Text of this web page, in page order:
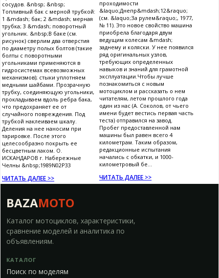
сосудов. &nbsp; &nbsp;
Топливный бак с мерной трубкой:
1 &mdash; бак; 2 &mdash; мерная
трубка; 3 &mdash; поворотный
угольник. &nbsp;В баке (см.
рисунок) сверлим два отверстия
по диаметру полых болтов (такие
болты с поворотными
угольниками применяются в
гидросистемах всевозможных
механизмов); стыки уплотняем
медными шайбами. Прозрачную
трубку, соединяющую угольники,
прокладываем вдоль ребра бака,
что предохраняет ее от
случайного повреждения. Под
трубкой наклеиваем шкалу.
Деления на нее наносим при
тарировке. После этого
целесообразно покрыть ее
бесцветным лаком. О.
ИСКАНДАРОВ г. Набережные
Челны &nbsp;1989N02P33
ЧИТАТЬ ДАЛЕЕ >>
проходимости
&laquo;Днепр&mdash;12&raquo;
(см. &laquo;За рулем&raquo;, 1977,
№ 11). Это новое свойство машина
приобрела благодаря двум
ведущим колесам &mdash;
заднему и коляски. У нее появился
ряд оригинальных узлов,
требующих определенных
навыков и знаний для грамотной
эксплуатации.Чтобы лучше
познакомиться с новым
мотоциклом и рассказать о нем
читателям, летом прошлого года
один из нас (А. Соколов, от чьего
имени будет вестись первая часть
теста) отправился на завод.
Пробег предоставленной нам
машины был равен всего 4
километрам. Таким образом,
редакционные испытания
начались с обкатки, и 1000-
километровый бе...
ЧИТАТЬ ДАЛЕЕ >>
BAZAMOTO
Каталог мотоциклов, характеристики,
сравнение моделей и аналитика по
объявлениям.
КАТАЛОГ
Поиск по моделям